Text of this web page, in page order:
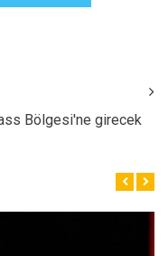
Bölgesi'ne girecek